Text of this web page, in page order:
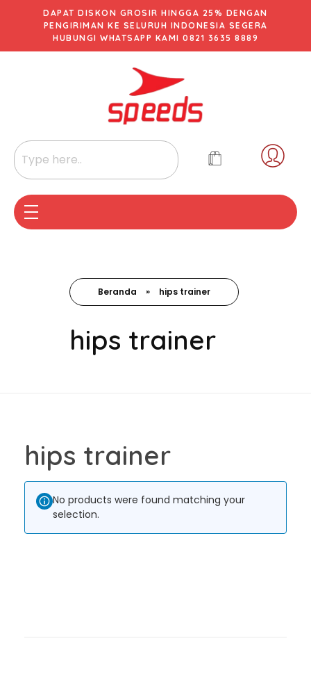
DAPAT DISKON GROSIR HINGGA 25% DENGAN
PENGIRIMAN KE SELURUH INDONESIA SEGERA
HUBUNGI WHATSAPP KAMI 0821 3635 8889
Beranda » hips trainer
hips trainer
hips trainer
No products were found matching your
selection.